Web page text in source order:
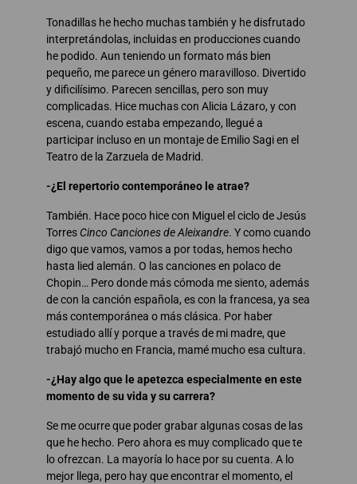
Tonadillas he hecho muchas también y he disfrutado
interpretándolas, incluidas en producciones cuando
he podido. Aun teniendo un formato más bien
pequeño, me parece un género maravilloso. Divertido
y dificilísimo. Parecen sencillas, pero son muy
complicadas. Hice muchas con Alicia Lázaro, y con
escena, cuando estaba empezando, llegué a
participar incluso en un montaje de Emilio Sagi en el
Teatro de la Zarzuela de Madrid.
-¿El repertorio contemporáneo le atrae?
También. Hace poco hice con Miguel el ciclo de Jesús
Torres Cinco Canciones de Aleixandre. Y como cuando
digo que vamos, vamos a por todas, hemos hecho
hasta lied alemán. O las canciones en polaco de
Chopin… Pero donde más cómoda me siento, además
de con la canción española, es con la francesa, ya sea
más contemporánea o más clásica. Por haber
estudiado allí y porque a través de mi madre, que
trabajó mucho en Francia, mamé mucho esa cultura.
-¿Hay algo que le apetezca especialmente en este
momento de su vida y su carrera?
Se me ocurre que poder grabar algunas cosas de las
que he hecho. Pero ahora es muy complicado que te
lo ofrezcan. La mayoría lo hace por su cuenta. A lo
mejor llega, pero hay que encontrar el momento, el